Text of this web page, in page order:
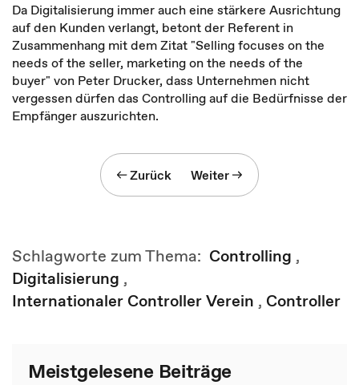
Da Digitalisierung immer auch eine stärkere Ausrichtung
auf den Kunden verlangt, betont der Referent in
Zusammenhang mit dem Zitat "Selling focuses on the
needs of the seller, marketing on the needs of the
buyer" von Peter Drucker, dass Unternehmen nicht
vergessen dürfen das Controlling auf die Bedürfnisse der
Empfänger auszurichten.
Zurück Weiter
Schlagworte zum Thema: Controlling ,
Digitalisierung ,
Internationaler Controller Verein , Controller
Meistgelesene Beiträge